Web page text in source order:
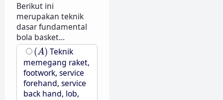
Berikut ini
merupakan teknik
dasar fundamental
bola basket...
(A)
(A) Teknik
memegang raket,
footwork, service
forehand, service
back hand, lob,